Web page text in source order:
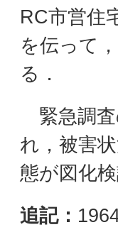
RC市営住
を伝って
る．
緊急調査
れ，被害
態が図化
追記：